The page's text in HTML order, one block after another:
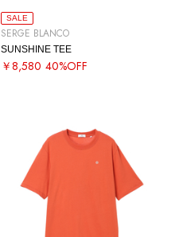
SALE
SERGE BLANCO
SUNSHINE TEE
￥8,580 40%OFF